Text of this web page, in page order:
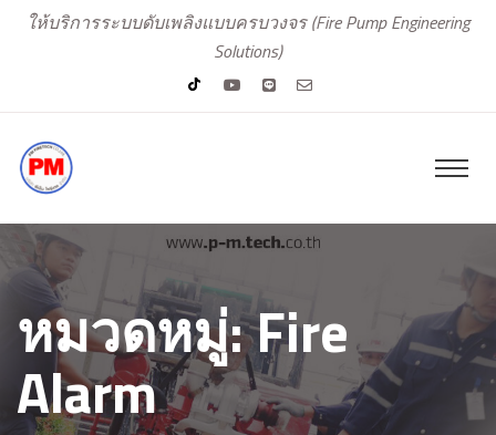
ให้บริการระบบดับเพลิงแบบครบวงจร (Fire Pump Engineering
Solutions)
หมวดหมู่:Fire
Alarm